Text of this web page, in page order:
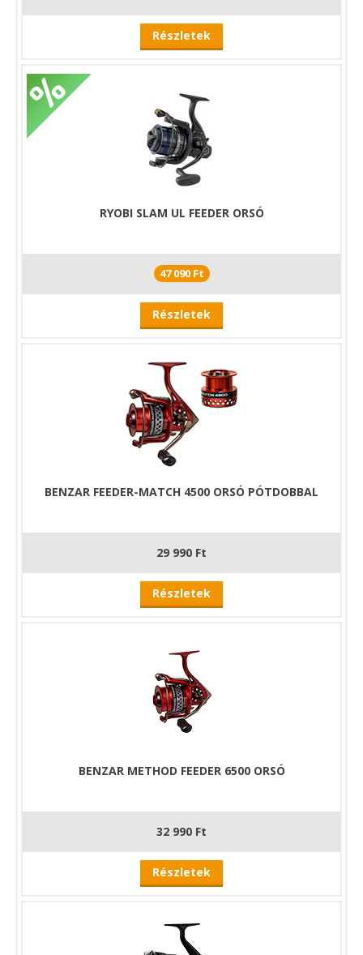
Részletek
RYOBI SLAM UL FEEDER ORSÓ
47 090 Ft
Részletek
BENZAR FEEDER-MATCH 4500 ORSÓ PÓTDOBBAL
29 990 Ft
Részletek
BENZAR METHOD FEEDER 6500 ORSÓ
32 990 Ft
Részletek